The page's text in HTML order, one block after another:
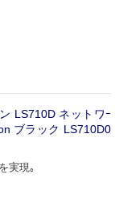
LS710D ネットワｰ
ブラック LS710D0
実現｡